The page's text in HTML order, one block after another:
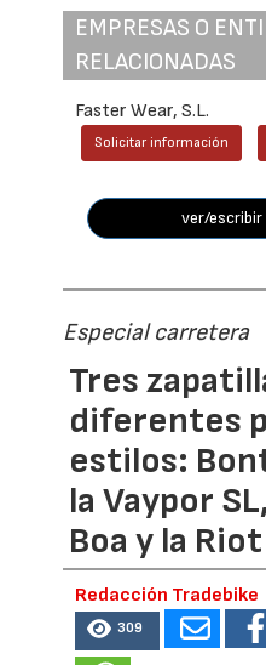
EMPRESAS O
RELACIONADAS
Faster Wear, S.L.
Solicitar información
ver/
Especial carretera
Tres
diferentes
estilos:
la Vaypor
Boa y la Riot
Redacción Tradebike
309